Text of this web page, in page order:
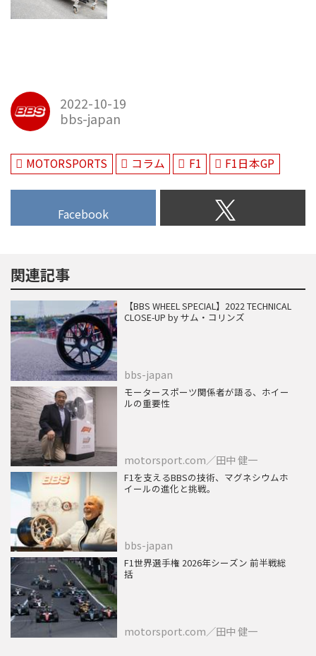
2022-10-19
bbs-japan
MOTORSPORTS コラム F1 F1日本GP
Facebook
関連記事
【BBS WHEEL SPECIAL】2022 TECHNICAL
CLOSE-UP by サム・コリンズ
bbs-japan
モータースポーツ関係者が語る、ホイー
ルの重要性
motorsport.com／田中 健一
F1を支えるBBSの技術、マグネシウムホ
イールの進化と挑戦。
bbs-japan
F1世界選手権 2026年シーズン 前半戦総
括
motorsport.com／田中 健一